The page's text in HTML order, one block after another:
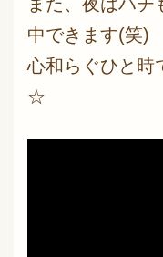
中できます(笑)
心和らぐひと時
☆